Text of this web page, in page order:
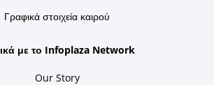
Γραφικά στοιχεία καιρού
με το Infoplaza Network
Our Story